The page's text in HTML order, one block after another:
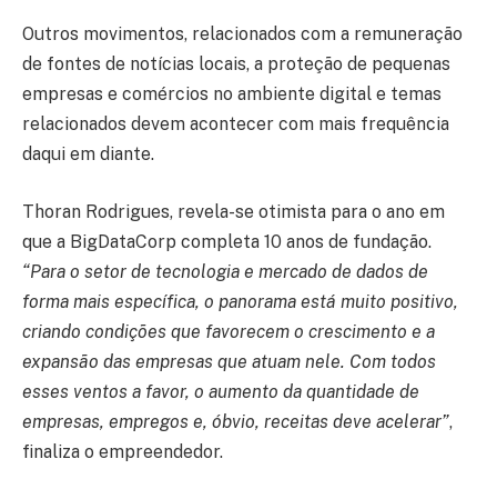
Outros movimentos, relacionados com a remuneração
de fontes de notícias locais, a proteção de pequenas
empresas e comércios no ambiente digital e temas
relacionados devem acontecer com mais frequência
daqui em diante.
Thoran Rodrigues, revela-se otimista para o ano em
que a BigDataCorp completa 10 anos de fundação.
“Para o setor de tecnologia e mercado de dados de
forma mais específica, o panorama está muito positivo,
criando condições que favorecem o crescimento e a
expansão das empresas que atuam nele. Com todos
esses ventos a favor, o aumento da quantidade de
empresas, empregos e, óbvio, receitas deve acelerar”,
finaliza o empreendedor.